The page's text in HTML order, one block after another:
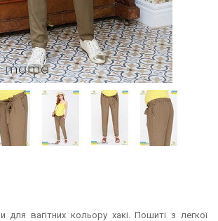
для вагітних кольору хакі. Пошиті з легкої